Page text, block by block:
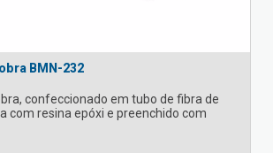
BMN-232
confeccionado em tubo de fibra de
com resina epóxi e preenchido com